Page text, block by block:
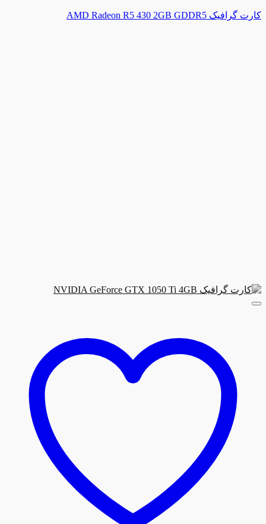
کارت گرافیک AMD Radeon R5 430 2GB GDDR5